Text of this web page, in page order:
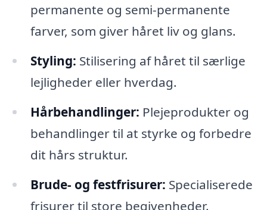
permanente og semi-permanente
farver, som giver håret liv og glans.
Styling: Stilisering af håret til særlige
lejligheder eller hverdag.
Hårbehandlinger: Plejeprodukter og
behandlinger til at styrke og forbedre
dit hårs struktur.
Brude- og festfrisurer: Specialiserede
frisurer til store begivenheder.